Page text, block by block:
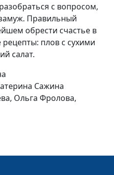
(кулинар),
Петреева,
Плешакова,
Казакова
Екатерина
Екатерина
Марина
(инструктор
с вопросом,
Правильный
обрести счастье в
плов с сухими
салат.
Сажина
Ольга Фролова,